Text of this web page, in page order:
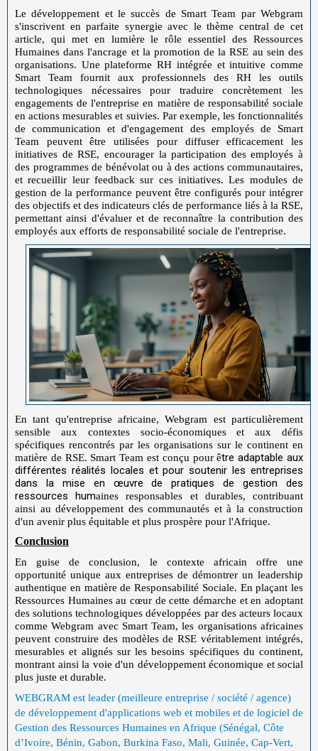
Le développement et le succès de Smart Team par Webgram
s'inscrivent en parfaite synergie avec le thème central de cet
article, qui met en lumière le rôle essentiel des Ressources
Humaines dans l'ancrage et la promotion de la RSE au sein des
organisations. Une plateforme RH intégrée et intuitive comme
Smart Team fournit aux professionnels des RH les outils
technologiques nécessaires pour traduire concrètement les
engagements de l'entreprise en matière de responsabilité sociale
en actions mesurables et suivies. Par exemple, les fonctionnalités
de communication et d'engagement des employés de Smart
Team peuvent être utilisées pour diffuser efficacement les
initiatives de RSE, encourager la participation des employés à
des programmes de bénévolat ou à des actions communautaires,
et recueillir leur feedback sur ces initiatives. Les modules de
gestion de la performance peuvent être configurés pour intégrer
des objectifs et des indicateurs clés de performance liés à la RSE,
permettant ainsi d'évaluer et de reconnaître la contribution des
employés aux efforts de responsabilité sociale de l'entreprise.
En tant qu'entreprise africaine, Webgram est particulièrement
sensible aux contextes socio-économiques et aux défis
spécifiques rencontrés par les organisations sur le continent en
matière de RSE. Smart Team est conçu pour être adaptable aux
différentes réalités locales et pour soutenir les entreprises
dans la mise en œuvre de pratiques de gestion des
ressources humaines responsables et durables, contribuant
ainsi au développement des communautés et à la construction
d'un avenir plus équitable et plus prospère pour l'Afrique.
Conclusion
En guise de conclusion, le contexte africain offre une
opportunité unique aux entreprises de démontrer un leadership
authentique en matière de Responsabilité Sociale. En plaçant les
Ressources Humaines au cœur de cette démarche et en adoptant
des solutions technologiques développées par des acteurs locaux
comme Webgram avec Smart Team, les organisations africaines
peuvent construire des modèles de RSE véritablement intégrés,
mesurables et alignés sur les besoins spécifiques du continent,
montrant ainsi la voie d'un développement économique et social
plus juste et durable.
WEBGRAM est leader (meilleure entreprise / société / agence)
de développement d'applications web et mobiles et de logiciel de
Gestion des Ressources Humaines en Afrique (Sénégal, Côte
d’Ivoire, Bénin, Gabon, Burkina Faso, Mali, Guinée, Cap-Vert,